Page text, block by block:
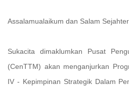
Assalamualaikum dan Salam
Sukacita dimaklumkan Pusat
(CenTTM) akan menganjurkan
IV - Kepimpinan Strategik Dalam